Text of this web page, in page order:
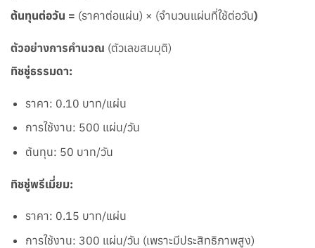
ต้นทุนต่อวัน = (ราคาต่อแผ่น) × (จำนวนแผ่นที่ใช้ต่อวัน)
ตัวอย่างการคำนวณ (ตัวเลขสมมุติ)
ทิชชู่ธรรมดา:
ราคา: 0.10 บาท/แผ่น
การใช้งาน: 500 แผ่น/วัน
ต้นทุน: 50 บาท/วัน
ทิชชู่พรีเมี่ยม:
ราคา: 0.15 บาท/แผ่น
การใช้งาน: 300 แผ่น/วัน (เพราะมีประสิทธิภาพสูง)